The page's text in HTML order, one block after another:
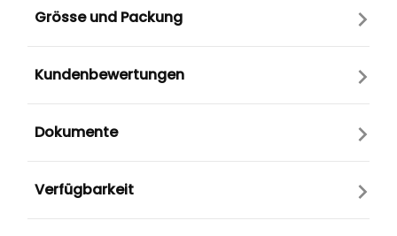
Grösse und Packung
Kundenbewertungen
Dokumente
Verfügbarkeit